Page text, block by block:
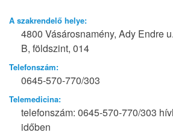
A szakrendelő helye:
4800 Vásárosnamény, Ady Endre
B, földszint, 014
Telefonszám:
0645-570-770/303
Telemedicina:
telefonszám: 0645-570-770/303
időben